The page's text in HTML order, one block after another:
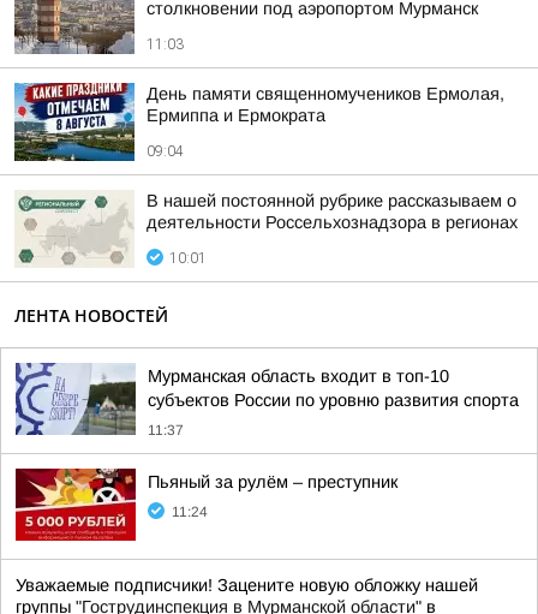
столкновении под аэропортом Мурманск
11:03
День памяти священномучеников Ермолая,
Ермиппа и Ермократа
09:04
В нашей постоянной рубрике рассказываем о
деятельности Россельхознадзора в регионах
10:01
ЛЕНТА НОВОСТЕЙ
Мурманская область входит в топ-10
субъектов России по уровню развития спорта
11:37
Пьяный за рулём – преступник
11:24
Уважаемые подписчики! Зацените новую обложку нашей
группы "Гострудинспекция в Мурманской области" в